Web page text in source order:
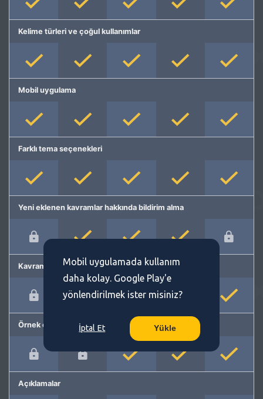
Kelime türleri ve çoğul kullanımlar
Mobil uygulama
Farklı tema seçenekleri
Yeni eklenen kavramlar hakkında bildirim alma
Kavram önerme
Örnek cümleler
Açıklamalar
Mobil uygulamada kullanım
daha kolay. Google Play'e
yönlendirilmek ister misiniz?
İptal Et Yükle